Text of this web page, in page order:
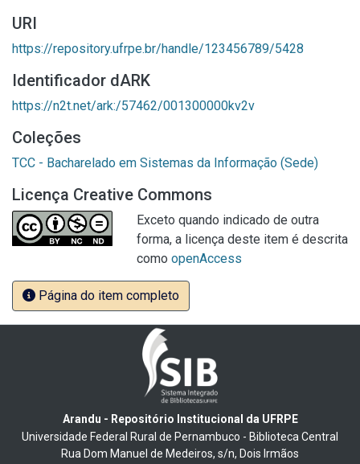
URI
https://repository.ufrpe.br/handle/123456789/5428
Identificador dARK
https://n2t.net/ark:/57462/001300000kv2v
Coleções
TCC - Bacharelado em Sistemas da Informação (Sede)
Licença Creative Commons
Exceto quando indicado de outra
forma, a licença deste item é descrita
como openAccess
Página do item completo
Arandu - Repositório Institucional da UFRPE
Universidade Federal Rural de Pernambuco - Biblioteca Central
Rua Dom Manuel de Medeiros, s/n, Dois Irmãos